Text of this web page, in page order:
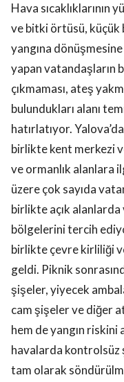
Hava
ve bitki örtüsü, küçük
yangına
yapan vatandaşların
çıkmaması, ateş
bulundukları alanı
hatırlatıyor.
birlikte kent merkezi
ve ormanlık alanlara
üzere çok sayıda
birlikte açık
bölgelerini tercih
birlikte çevre kirliliği
geldi. Piknik
şişeler, yiyecek
cam şişeler ve diğer
hem de yangın riskini
havalarda kontrolsüz
tam olarak